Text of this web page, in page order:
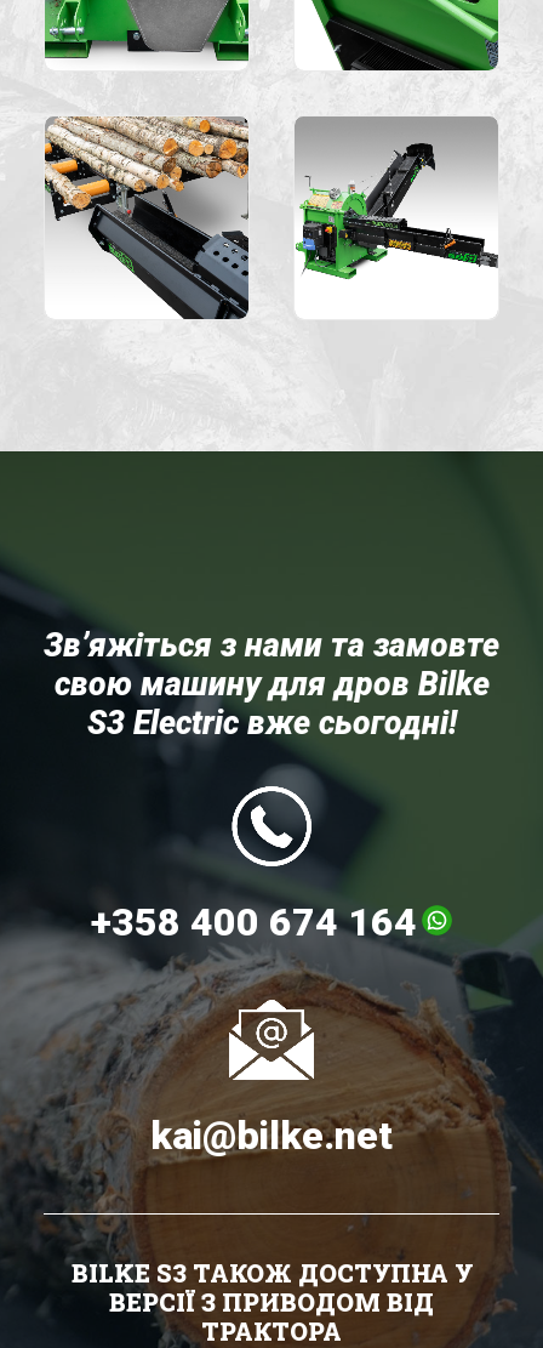
Зв’яжіться з нами та замовте
свою машину для дров Bilke
S3 Electric вже сьогодні!
+358 400 674 164
kai@bilke.net
BILKE S3 ТАКОЖ ДОСТУПНА У
ВЕРСІЇ З ПРИВОДОМ ВІД
ТРАКТОРА